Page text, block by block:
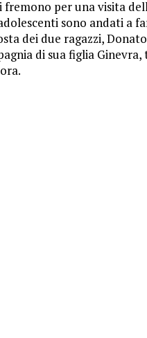
per una visita
sono andati a
dei due ragazzi,
di sua figlia Ginevra,